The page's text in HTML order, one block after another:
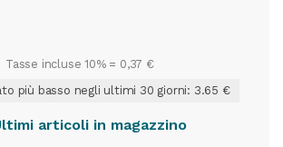
Tasse incluse 10% = 0,37 €
più basso negli ultimi 30 giorni: 3.65 €
articoli in magazzino